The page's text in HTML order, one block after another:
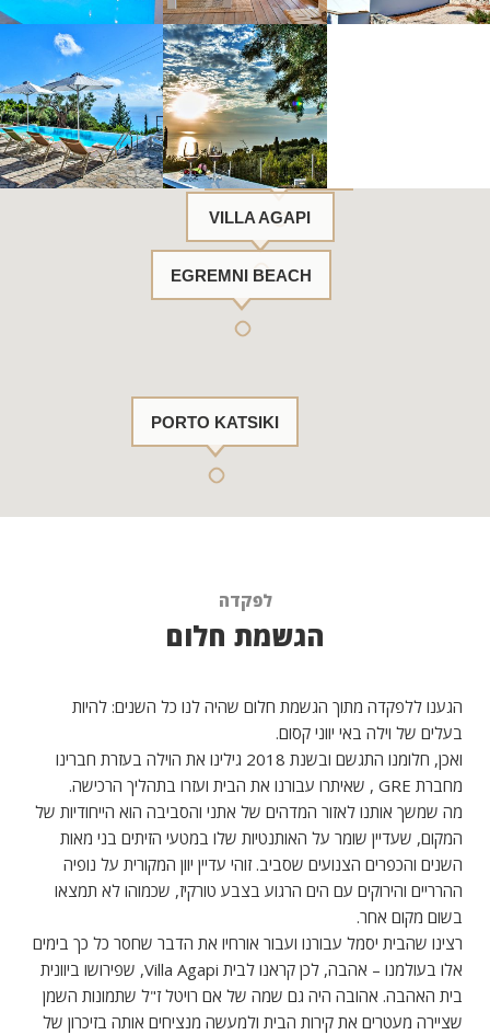
ATHANI
PORTO KATSIKI
VILLA AGAPI
EGREMNI BEACH
לפקדה
הגשמת חלום
הגענו ללפקדה מתוך הגשמת חלום שהיה לנו כל השנים: להיות
בעלים של וילה באי יווני קסום.
ואכן, חלומנו התגשם ובשנת 2018 גילינו את הוילה בעזרת חברינו
מחברת GRE , שאיתרו עבורנו את הבית ועזרו בתהליך הרכישה.
מה שמשך אותנו לאזור המדהים של אתני והסביבה הוא הייחודיות של
המקום, שעדיין שומר על האותנטיות שלו במטעי הזיתים בני מאות
השנים והכפרים הצנועים שסביב. זוהי עדיין יוון המקורית על נופיה
ההרריים והירוקים עם הים הרגוע בצבע טורקיז, שכמוהו לא תמצאו
בשום מקום אחר.
רצינו שהבית יסמל עבורנו ועבור אורחיו את הדבר שחסר כל כך בימים
אלו בעולמנו – אהבה, לכן קראנו לבית Villa Agapi, שפירושו ביוונית
בית האהבה. אהובה היה גם שמה של אם רויטל ז"ל שתמונות השמן
שציירה מעטרים את קירות הבית ולמעשה מנציחים אותה בזיכרון של